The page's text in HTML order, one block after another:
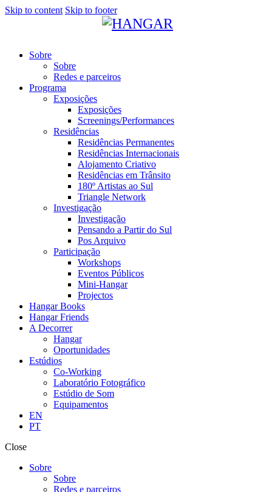
Skip to content Skip to footer
Sobre
Sobre
Redes e parceiros
Programa
Exposições
Exposições
Screenings/Performances
Residências
Residências Permanentes
Residências Internacionais
Alojamento Criativo
Residências em Trânsito
180º Artistas ao Sul
Triangle Network
Investigação
Investigação
Pensando a Partir do Sul
Pos Arquivo
Participação
Workshops
Eventos Públicos
Mini-Hangar
Projectos
Hangar Books
Hangar Friends
A Decorrer
Hangar
Oportunidades
Estúdios
Co-Working
Laboratório Fotográfico
Estúdio de Som
Equipamentos
EN
PT
Close
Sobre
Sobre
Redes e parceiros